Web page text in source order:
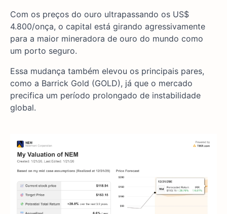
Com os preços do ouro ultrapassando os US$
4.800/onça, o capital está girando agressivamente
para a maior mineradora de ouro do mundo como
um porto seguro.
Essa mudança também elevou os principais pares,
como a Barrick Gold (GOLD), já que o mercado
precifica um período prolongado de instabilidade
global.